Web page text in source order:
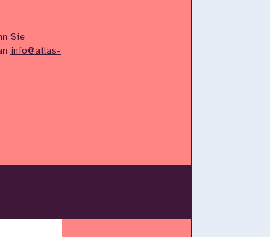
Sie
info@atlas-